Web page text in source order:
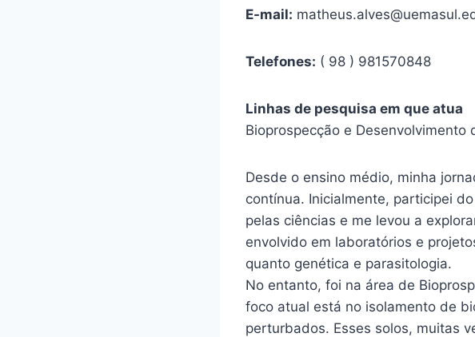
E-mail:
Telefones: ( 98 ) 981570848
Linhas de pesquisa em que atua
Bioprospecção e Desenvolvimento
Desde o ensino médio, minha
contínua. Inicialmente, participei
pelas ciências e me levou a
envolvido em laboratórios e
quanto genética e parasitologia.
No entanto, foi na área de
foco atual está no isolamento de
perturbados. Esses solos, muitas